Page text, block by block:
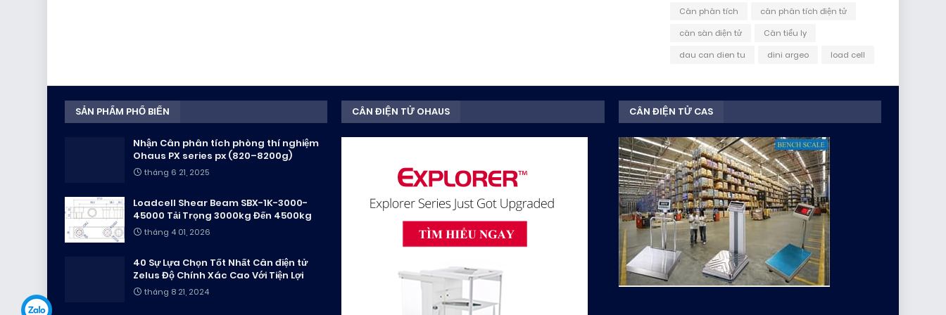
Cân phân tích
cân phân tích điện tử
cân sàn điện tử
Cân tiểu ly
dau can dien tu
dini argeo load cell
SẢN PHẨM PHỔ BIẾN
Nhận Cân phân tích phòng thí nghiệm
Ohaus PX series px (820–8200g)
tháng 6 21, 2025
Loadcell Shear Beam SBX-1K-3000-
45000 Tải Trọng 3000kg Đến 4500kg
tháng 4 01, 2026
40 Sự Lựa Chọn Tốt Nhất Cân điện tử
Zelus Độ Chính Xác Cao Với Tiện Lợi
tháng 8 21, 2024
CÂN ĐIỆN TỬ OHAUS CÂN ĐIỆN TỬ CAS